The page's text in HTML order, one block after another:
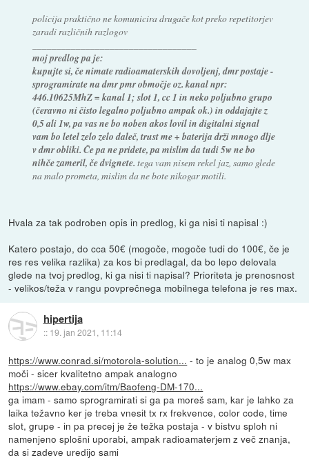
policija praktično ne komunicira drugače kot preko repetitorjev
zaradi različnih razlogov
moj predlog pa je:
kupujte si, če nimate radioamaterskih dovoljenj, dmr postaje -
sprogramirate na dmr pmr območje oz. kanal npr:
446.10625MhZ = kanal 1; slot 1, cc 1 in neko poljubno grupo
(čeravno ni čisto legalno poljubno ampak ok.) in oddajajte z
0,5 ali 1w, pa vas ne bo noben akos lovil in digitalni signal
vam bo letel zelo zelo daleč, trust me + baterija drži mnogo dlje
v dmr obliki. Če pa ne pridete, pa mislim da tudi 5w ne bo
nihče zameril, če dvignete. tega vam nisem rekel jaz, samo glede
na malo prometa, mislim da ne bote nikogar motili.
Hvala za tak podroben opis in predlog, ki ga nisi ti napisal :)
Katero postajo, do cca 50€ (mogoče, mogoče tudi do 100€, če je
res res velika razlika) za kos bi predlagal, da bo lepo delovala
glede na tvoj predlog, ki ga nisi ti napisal? Prioriteta je prenosnost
- velikos/teža v rangu povprečnega mobilnega telefona je res max.
hipertija
:: 19. jan 2021, 11:14
https://www.conrad.si/motorola-solution... - to je analog 0,5w max
moči - sicer kvalitetno ampak analogno
https://www.ebay.com/itm/Baofeng-DM-170...
ga imam - samo sprogramirati si ga pa moreš sam, kar je lahko za
laika težavno ker je treba vnesit tx rx frekvence, color code, time
slot, grupe - in pa precej je že težka postaja - v bistvu sploh ni
namenjeno splošni uporabi, ampak radioamaterjem z več znanja,
da si zadeve uredijo sami